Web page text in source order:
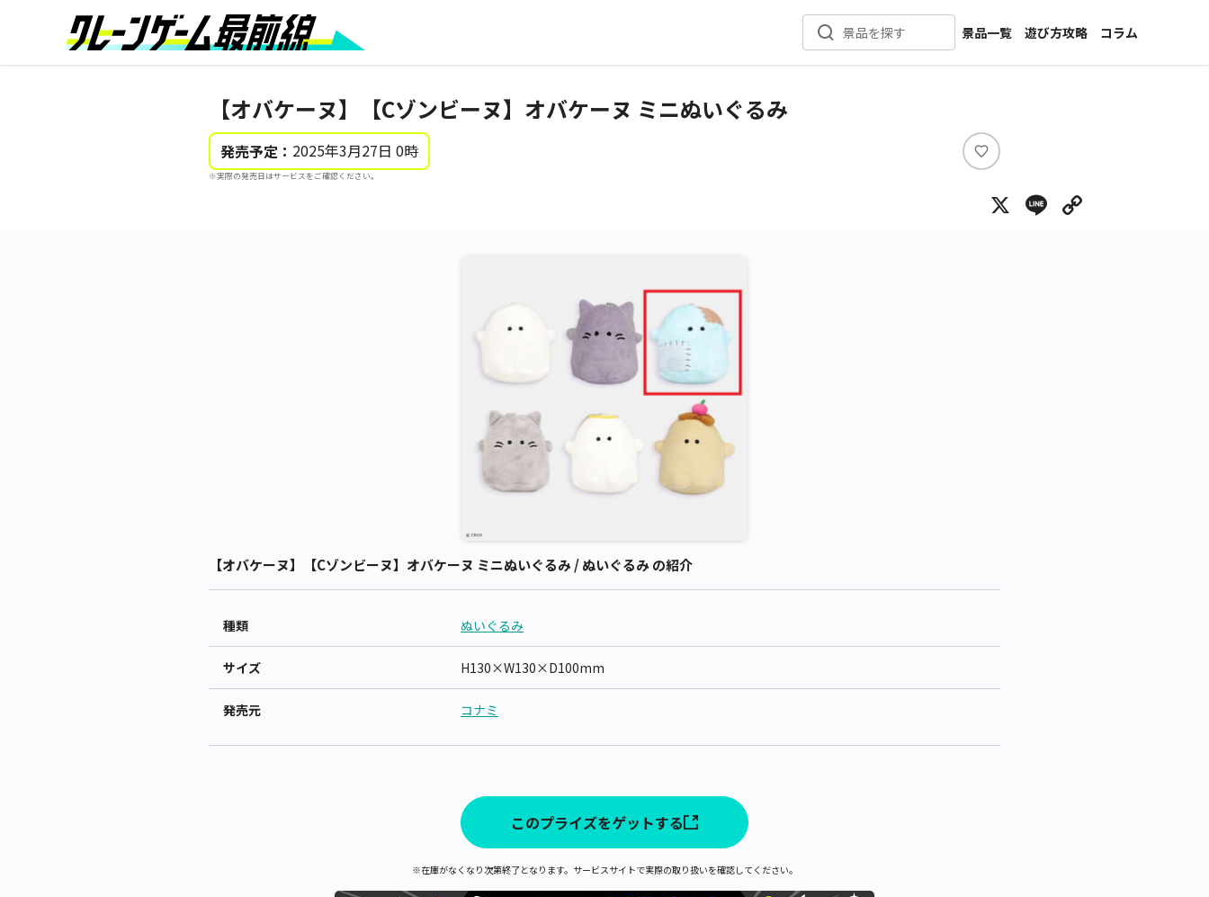
景品を探す
景品一覧
新着景品
メーカー一覧
遊び方攻略
コラム
インタビュー
【オバケーヌ】【Cゾンビーヌ】オバケーヌ ミニぬいぐるみ
発売予定： 2025年3月27日 0時
※実際の発売日はサービスをご確認ください。
い
ね
X Line
【オバケーヌ】【Cゾンビーヌ】オバケーヌ ミニぬいぐるみ / ぬいぐるみ の紹介
種類 ぬいぐるみ
サイズ H130×W130×D100mm
発売元 コナミ
このプライズをゲットする
※在庫がなくなり次第終了となります。サービスサイトで実際の取り扱いを確認してください。